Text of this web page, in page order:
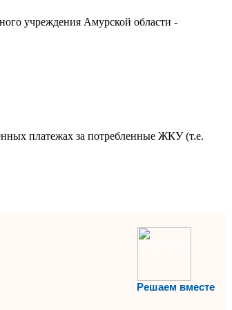
учреждения Амурской области -
платежах за потребленные ЖКУ (т.е.
Решаем вместе